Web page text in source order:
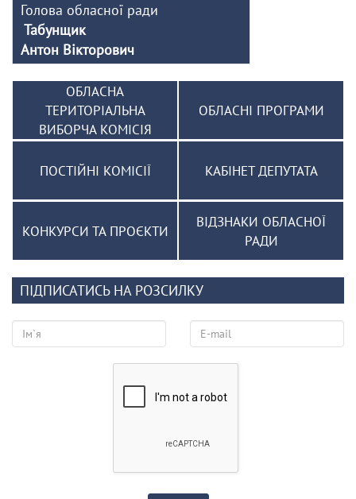
Голова обласної ради
Табунщик
Антон Вікторович
ОБЛАСНА
ТЕРИТОРІАЛЬНА
ВИБОРЧА КОМІСІЯ
ОБЛАСНІ ПРОГРАМИ
ПОСТІЙНІ КОМІСІЇ КАБІНЕТ ДЕПУТАТА
КОНКУРСИ ТА ПРОЄКТИ
ВІДЗНАКИ ОБЛАСНОЇ
РАДИ
ПІДПИСАТИСЬ НА РОЗСИЛКУ